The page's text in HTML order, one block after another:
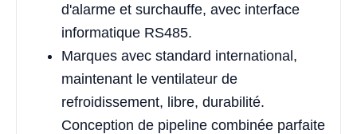
d'alarme et surchauffe, avec interface
informatique RS485.
Marques avec standard international,
maintenant le ventilateur de
refroidissement, libre, durabilité.
Conception de pipeline combinée parfaite